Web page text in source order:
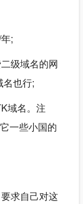
;
级域名的网
也行;
域名。注
一些小国的
求自己对这